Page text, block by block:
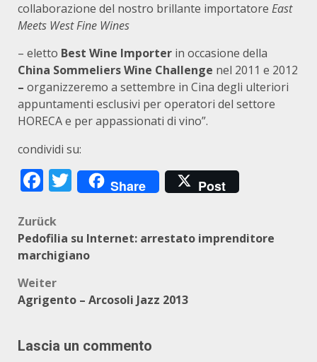
collaborazione del nostro brillante importatore East
Meets West Fine Wines
– eletto Best Wine Importer in occasione della
China Sommeliers Wine Challenge nel 2011 e 2012
– organizzeremo a settembre in Cina degli ulteriori
appuntamenti esclusivi per operatori del settore
HORECA e per appassionati di vino”.
condividi su:
Facebook
Twitter
Share Post
Beitragsnavigation
Zurück
Pedofilia su Internet: arrestato imprenditore
marchigiano
Weiter
Agrigento – Arcosoli Jazz 2013
Lascia un commento